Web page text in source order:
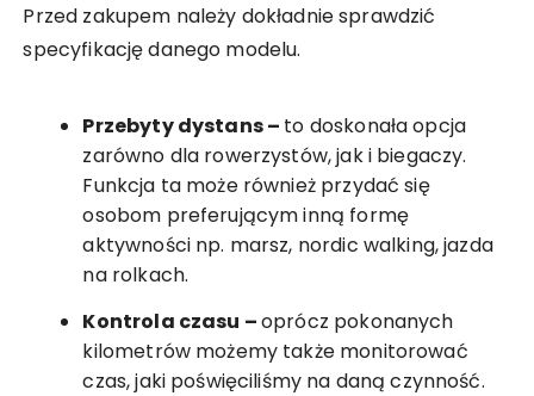
Przed zakupem należy dokładnie sprawdzić
specyfikację danego modelu.
Przebyty dystans – to doskonała opcja
zarówno dla rowerzystów, jak i biegaczy.
Funkcja ta może również przydać się
osobom preferującym inną formę
aktywności np. marsz, nordic walking, jazda
na rolkach.
Kontrola czasu –oprócz pokonanych
kilometrów możemy także monitorować
czas, jaki poświęciliśmy na daną czynność.